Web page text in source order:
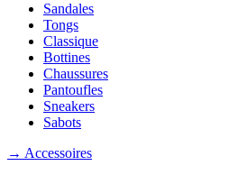
Sandales
Tongs
Classique
Bottines
Chaussures
Pantoufles
Sneakers
Sabots
→ Accessoires